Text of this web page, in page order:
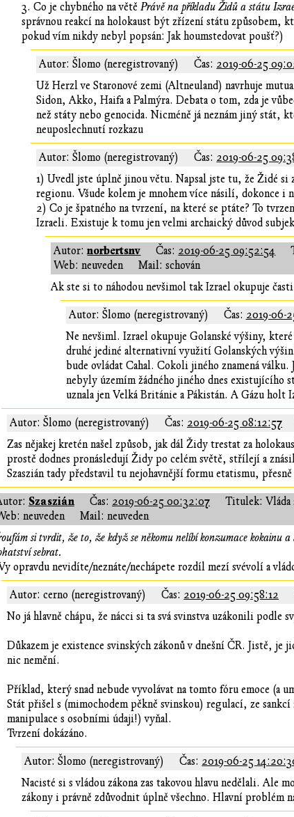
3. Co je chybného na větěPrávě na příkladu Židů a státu
správnou reakcí na holokaust být zřízení státu způsobem,
pokud vím nikdy nebyl popsán: Jak houmstedovat poušť?)
Autor: Šlomo (neregistrovaný) Čas: 2019-06-25
Už Herzl ve Staronové zemi (Altneuland) navrhuje
Sidon, Akko, Haifa a Palmýra. Debata o tom, zda je
než státy nebo genocida. Nicméně já neznám jiný stát,
neuposlechnutí rozkazu
Autor: Šlomo (neregistrovaný) Čas: 2019-06-25
1) Uvedl jste úplně jinou větu. Napsal jste tu, že Židé
regionu. Všude kolem je mnohem více násilí, dokonce i
2) Co je špatného na tvrzení, na které se ptáte? To
Izraeli. Existuje k tomu jen velmi archaický důvod
Autor:norbertsnv Čas: 2019-06-25 09:52:54
Web: neuveden
Mail: schován
Ak ste si to náhodou nevšimol tak Izrael okupuje
Autor: Šlomo (neregistrovaný) Čas: 2019-06-
Ne nevšiml. Izrael okupuje Golanské výšiny,
druhé jediné alternativní využití Golanských
bude ovládat Cahal. Cokoli jiného znamená
nebyly územím žádného jiného dnes existujícího
uznala jen Velká Británie a Pákistán. A Gázu holt
Autor: Šlomo (neregistrovaný) Čas: 2019-06-25 08:12:57
Zas nějakej kretén našel způsob, jak dál Židy trestat za
prostě dodnes pronásledují Židy po celém světě, střílejí a
Szaszián tady představil tu nejohavnější formu etatismu,
Szaszián Čas: 2019-06-25 00:32:07
Titulek: Vláda
neuveden
Mail: neuveden
si tvrdit, že to, že když se někomu nelíbí konzumace kokainu
sebrat.
opravdu nevidíte/neznáte/nechápete rozdíl mezí svévolí a
Autor: cerno (neregistrovaný) Čas: 2019-06-25 09:58:12
No já hlavně chápu, že nácci si ta svá svinstva uzákonili
Důkazem je existence svinských zákonů v dnešní ČR. Jistě, je
nic nemění.
Příklad, který snad nebude vyvolávat na tomto fóru emoce (a
Stát přišel s (mimochodem pěkně svinskou) regulací, ze
manipulace s osobními údaji!) vyňal.
Tvrzení dokázáno.
Autor: Šlomo (neregistrovaný) Čas: 2019-06-25
Nacisté si s vládou zákona zas takovou hlavu nedělali. Ale
zákony i právně zdůvodnit úplně všechno. Hlavní